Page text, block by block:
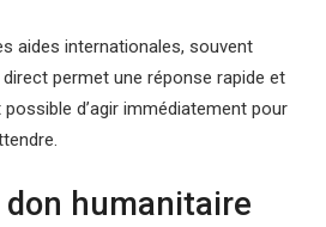
aides internationales, souvent
direct permet une réponse rapide et
d’agir immédiatement pour
humanitaire